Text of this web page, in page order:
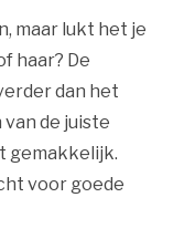
maar lukt het je
haar? De
dan het
de juiste
gemakkelijk.
voor goede